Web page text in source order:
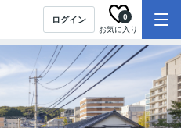
ログイン
お気に入り
0